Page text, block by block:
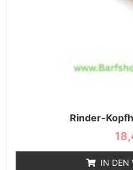
Rinder-
IN DEN